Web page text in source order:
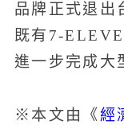
品牌正式退出
既有7-
進一步完成大
※本文由《經